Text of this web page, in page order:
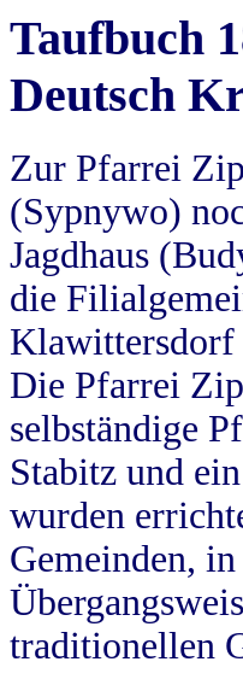
Taufbuch
Deutsch
Zur Pfarrei
(Sypnywo)
Jagdhaus
die
Klawittersdorf
Die Pfarrei
selbständige
Stabitz und
wurden
Gemeinden,
traditionellen